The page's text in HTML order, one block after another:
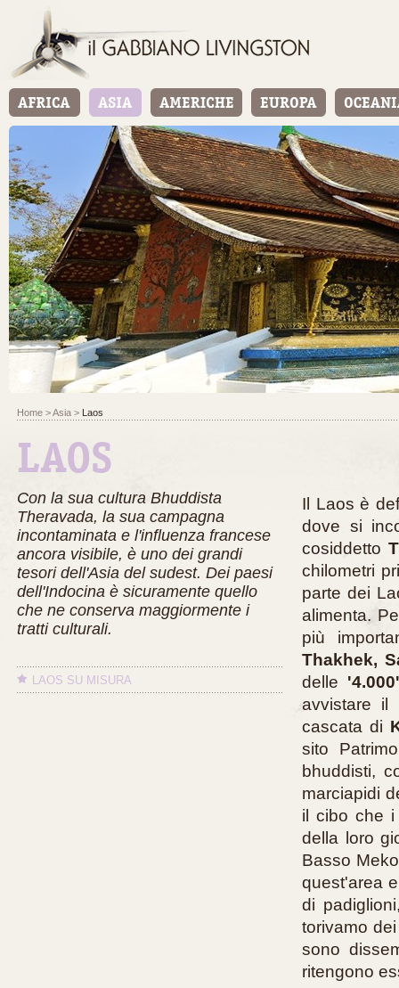
Home > Asia > Laos
LAOS
Con la sua cultura Bhuddista
Theravada, la sua campagna
incontaminata e l'influenza francese
ancora visibile, è uno dei grandi
tesori dell'Asia del sudest. Dei paesi
dell'Indocina è sicuramente quello
che ne conserva maggiormente i
tratti culturali.
LAOS SU MISURA
Il Laos è
dove si
cosiddetto
chilometri
parte dei
alimenta.
più
Thakhek,
delle
avvistare
cascata di
sito
bhuddisti,
marciapidi
il cibo che i
della loro
Basso
quest'area
di
torivamo
sono
ritengono